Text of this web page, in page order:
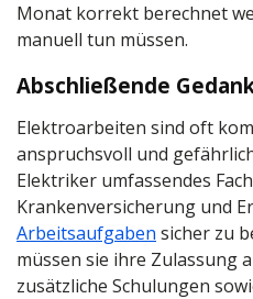
Monat korrekt berechnet
manuell tun müssen.
Abschließende
Elektroarbeiten sind oft
anspruchsvoll und
Elektriker umfassendes
Krankenversicherung und
Arbeitsaufgaben sicher zu
müssen sie ihre Zulassung
zusätzliche Schulungen